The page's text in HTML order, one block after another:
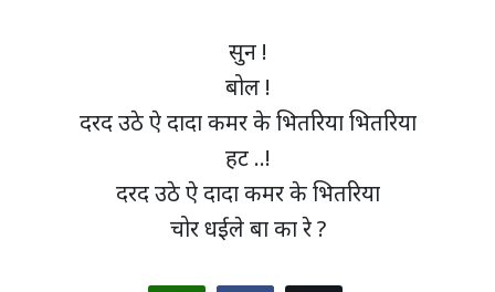
सुन !
बोल !
दरद उठे ऐ दादा कमर के भितरिया भितरिया
हट ..!
दरद उठे ऐ दादा कमर के भितरिया
चोर धईले बा का रे ?